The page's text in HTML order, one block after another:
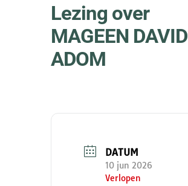
Lezing over
MAGEEN DAVID
ADOM
DATUM
10 jun 2026
Verlopen